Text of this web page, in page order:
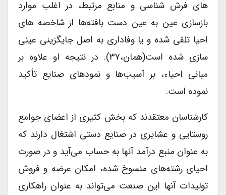
های فرش شناسی و منابع مرتبط، در اغلب موارد
بازسازی عین به عین دست بافته‌ها از شاخصه های
احیا تلقی شده و یا وفاداری به اصل جایگزینی عینی
سازی شده است(همان،‌۳۷). در نتیجه او علاوه بر
مبانی احیاء، بر آسیب‌ها و نمودهای صنایع تأکید
نموده است.
کارشناسان معتقدند که بخش کثیری از اعضای جوامع
روستایی و عشایری در صنایع دستی اشتغال دارند که
به عنوان منبع درآمد آنها به حساب می‌آید و در صورت
احیای رشته‌های منسوخ شده، امکان عرضه و فروش
تولیدات آنها این صنعت می‌تواند به عنوان راهکاری